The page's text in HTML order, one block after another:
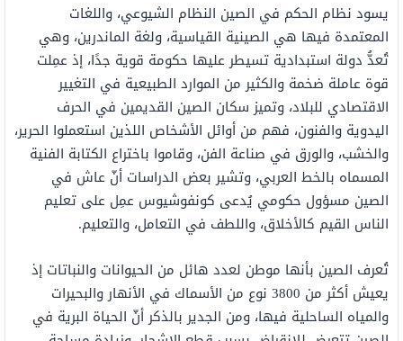
يسود نظام الحكم في الصين النظام الشيوعي، واللغات
المعتمدة فيها هي الصينية القياسية، ولغة الماندرين، وهي
تُعدُّ دولة استبدادية تسيطر عليها حكومة قوية جدًا، إذ عمِلت
قوة عاملة ضخمة والكثير من الموارد الطبيعية في التغيير
الاقتصادي للبلاد، وتميز سكان الصين القديمين في الحرف
اليدوية والفنون، فهم من أوائل الأشخاص اللذين استعملوا الحرير،
والخشب، والورق في صناعة الفن، وقاموا باختراع الكتابة الفنية
المسماه بالخط العربي، وتشير بعض الدراسات أنّ عاش في
الصين مسؤول حكومي يُدعى كونفوشيوس عمِل على تعليم
الناس القيم كالأخلاق، واللطف في التعامل، والتعليم.
تُعرف الصين بأنها موطن لعدد هائل من الحيوانات والنباتات إذ
يعيش أكثر من 3800 نوع من الأسماك في الأنهار والبحيرات
والمياه الساحلية فيها، ومن الجدير بالذكر أنّ الحياة البرية في